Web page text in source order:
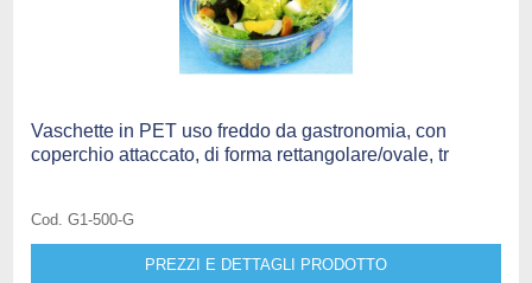
Vaschette in PET uso freddo da gastronomia, con
coperchio attaccato, di forma rettangolare/ovale, tr
Cod. G1-500-G
PREZZI E DETTAGLI PRODOTTO